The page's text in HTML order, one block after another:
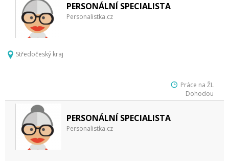
PERSONÁLNÍ SPECIALISTA
Personalistka.cz
Středočeský kraj
Práce na ŽL
Dohodou
PERSONÁLNÍ SPECIALISTA
Personalistka.cz